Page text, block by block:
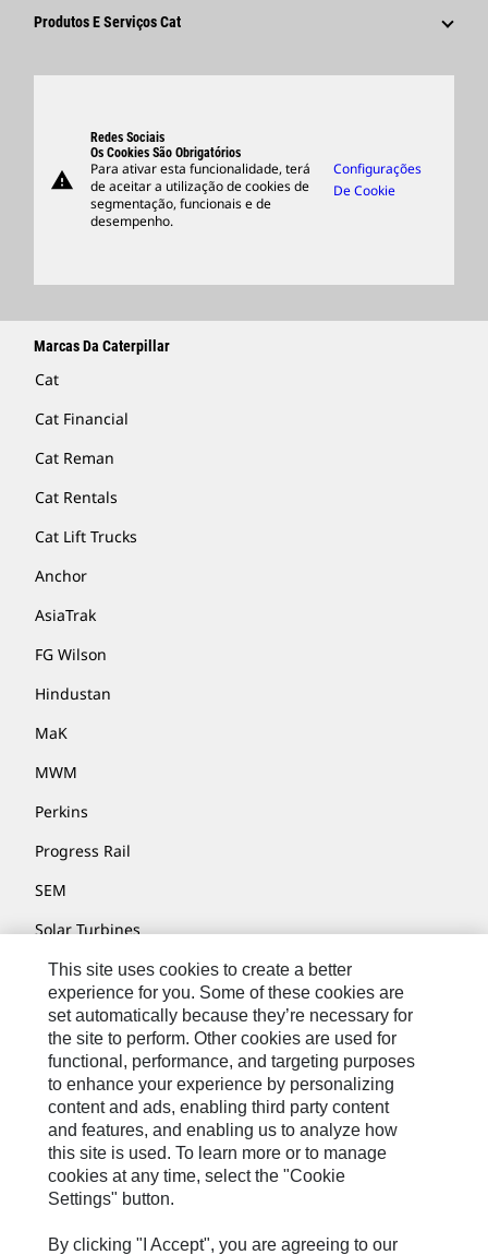
Inovação
Fornecedores
Produtos E Serviços Cat
Suporte
Merchandise
Encontrar Um Revendedor
warning
Redes Sociais
Os Cookies São Obrigatórios
Para ativar esta funcionalidade, terá
de aceitar a utilização de cookies de
segmentação, funcionais e de
desempenho.
Configurações
De Cookie
Marcas Da Caterpillar
Cat
Cat Financial
Cat Reman
Cat Rentals
Cat Lift Trucks
Anchor
AsiaTrak
FG Wilson
Hindustan
MaK
MWM
Perkins
Progress Rail
SEM
Solar Turbines
SPM Oil & Gas
Turner Powertrain Systems
Fale Conosco
Mapa Do Local
Cookie Settings
Termos De Uso
Privacidade
This site uses cookies to create a better
experience for you. Some of these cookies are
set automatically because they’re necessary for
the site to perform. Other cookies are used for
functional, performance, and targeting purposes
to enhance your experience by personalizing
content and ads, enabling third party content
and features, and enabling us to analyze how
this site is used. To learn more or to manage
cookies at any time, select the "Cookie
Settings" button.
By clicking "I Accept", you are agreeing to our